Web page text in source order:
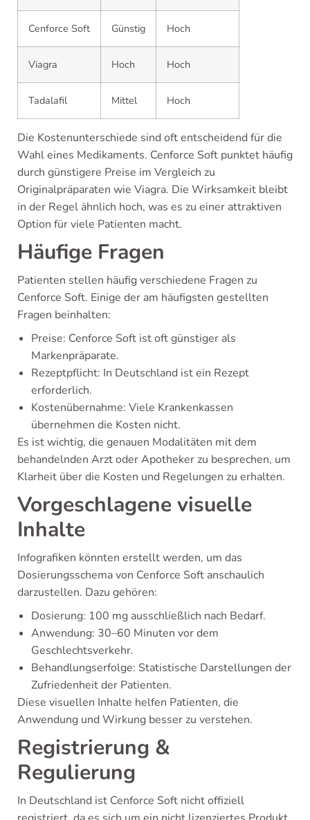
Cenforce Soft Günstig Hoch
Viagra Hoch Hoch
Tadalafil Mittel Hoch
Die Kostenunterschiede sind oft entscheidend für die
Wahl eines Medikaments. Cenforce Soft punktet häufig
durch günstigere Preise im Vergleich zu
Originalpräparaten wie Viagra. Die Wirksamkeit bleibt
in der Regel ähnlich hoch, was es zu einer attraktiven
Option für viele Patienten macht.
Häufige Fragen
Patienten stellen häufig verschiedene Fragen zu
Cenforce Soft. Einige der am häufigsten gestellten
Fragen beinhalten:
Preise: Cenforce Soft ist oft günstiger als
Markenpräparate.
Rezeptpflicht: In Deutschland ist ein Rezept
erforderlich.
Kostenübernahme: Viele Krankenkassen
übernehmen die Kosten nicht.
Es ist wichtig, die genauen Modalitäten mit dem
behandelnden Arzt oder Apotheker zu besprechen, um
Klarheit über die Kosten und Regelungen zu erhalten.
Vorgeschlagene visuelle
Inhalte
Infografiken könnten erstellt werden, um das
Dosierungsschema von Cenforce Soft anschaulich
darzustellen. Dazu gehören:
Dosierung: 100 mg ausschließlich nach Bedarf.
Anwendung: 30–60 Minuten vor dem
Geschlechtsverkehr.
Behandlungserfolge: Statistische Darstellungen der
Zufriedenheit der Patienten.
Diese visuellen Inhalte helfen Patienten, die
Anwendung und Wirkung besser zu verstehen.
Registrierung &
Regulierung
In Deutschland ist Cenforce Soft nicht offiziell